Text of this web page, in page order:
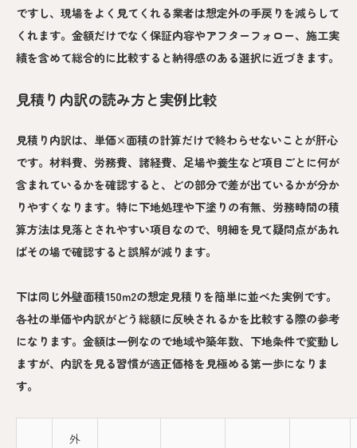
ですし、現場をよく見てくれる業者は想定外の手戻りを減らして
くれます。金額だけでなく保証内容やアフターフォロー、施工実
績を含めて総合的に比較すると納得感のある選択に近づきます。
見積り内訳の読み方と実例比較
見積り内訳は、単価×面積の計算だけで終わらせないことが肝心
です。材料費、労務費、諸経費、足場や養生など項目ごとに何が
含まれているかを確認すると、どの部分で差が出ているかが分か
りやすくなります。特に下地処理や下塗りの有無、労務時間の積
算方法は見落とされやすい項目なので、明細を見て疑問点があれ
ばその場で確認すると誤解が減ります。
下は同じ外壁面積150m2の想定見積りを簡単に並べた実例です。
各社の単価や内訳がどう総額に反映されるかを比較する際の参考
になります。金額は一例なので地域や築年数、下地条件で変動し
ますが、内訳を見る習慣が適正価格を見極める第一歩になりま
す。
外